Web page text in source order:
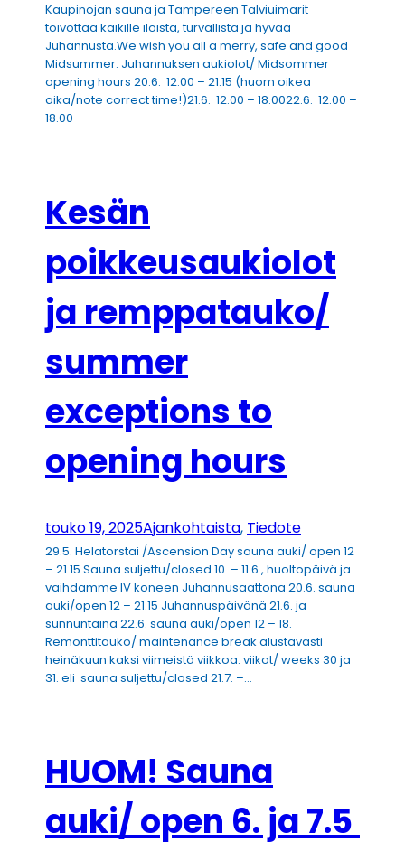
Kaupinojan sauna ja Tampereen Talviuimarit
toivottaa kaikille iloista, turvallista ja hyvää
Juhannusta.We wish you all a merry, safe and good
Midsummer. Juhannuksen aukiolot/ Midsommer
opening hours 20.6. 12.00 – 21.15 (huom oikea
aika/note correct time!)21.6. 12.00 – 18.0022.6. 12.00 –
18.00
Kesän
poikkeusaukiolot
ja remppatauko/
summer
exceptions to
opening hours
touko 19, 2025Ajankohtaista, Tiedote
29.5. Helatorstai /Ascension Day sauna auki/ open 12
– 21.15 Sauna suljettu/closed 10. – 11.6., huoltopäivä ja
vaihdamme IV koneen Juhannusaattona 20.6. sauna
auki/open 12 – 21.15 Juhannuspäivänä 21.6. ja
sunnuntaina 22.6. sauna auki/open 12 – 18.
Remonttitauko/ maintenance break alustavasti
heinäkuun kaksi viimeistä viikkoa: viikot/ weeks 30 ja
31. eli sauna suljettu/closed 21.7. –…
HUOM! Sauna
auki/ open 6. ja 7.5